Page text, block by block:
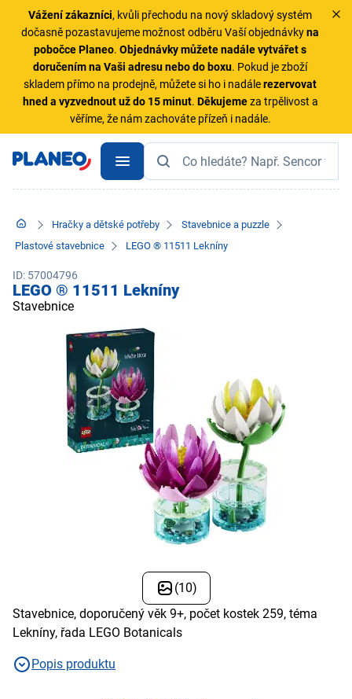
Vážení zákazníci, kvůli přechodu na nový skladový systém
dočasně pozastavujeme možnost odběru Vaší objednávkyna
pobočce Planeo.Objednávky můžete nadále vytvářet s
doručením na Vaši adresu nebo do boxu. Pokud je zboží
skladem přímo na prodejně, můžete si ho i nadálerezervovat
hned a vyzvednout už do 15 minut. Děkujemeza trpělivost a
věříme, že nám zachováte přízeň i nadále.
Hračky a dětské potřeby
Stavebnice a puzzle
Plastové stavebnice
LEGO ® 11511 Lekníny
ID: 57004796
LEGO ® 11511 Lekníny
Stavebnice
(10)
Stavebnice, doporučený věk 9+, počet kostek 259, téma
Lekníny, řada LEGO Botanicals
Popis produktu